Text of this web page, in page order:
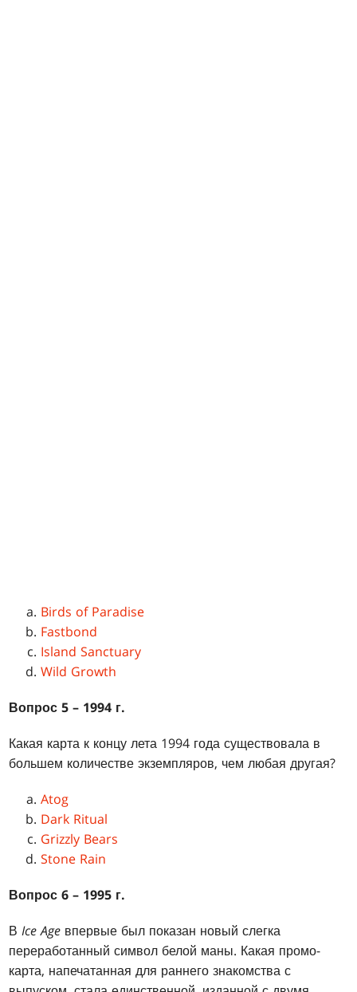
Birds of Paradise
Fastbond
Island Sanctuary
Wild Growth
Вопрос 5 – 1994 г.
Какая карта к концу лета 1994 года существовала в
большем количестве экземпляров, чем любая другая?
Atog
Dark Ritual
Grizzly Bears
Stone Rain
Вопрос 6 – 1995 г.
ВIce Age впервые был показан новый слегка
переработанный символ белой маны. Какая промо-
карта, напечатанная для раннего знакомства с